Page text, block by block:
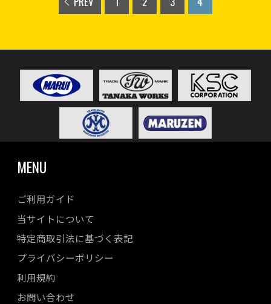
MENU
ご利用ガイド
当サイトについて
特定商取引法に基づく表記
プライバシーポリシー
利用規約
お問い合わせ